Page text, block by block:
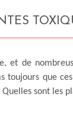
et de
toujours que
Quelles sont les